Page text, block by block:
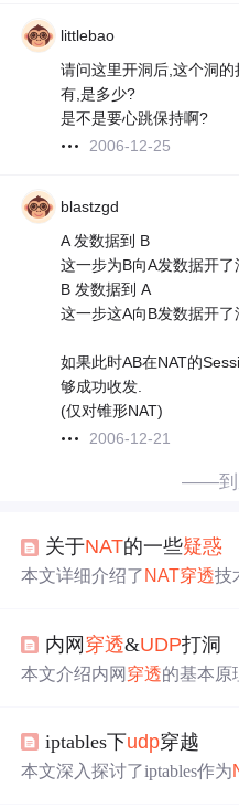
littlebao
请问这里开洞后,这个洞
有,是多少?
是不是要心跳保持啊?
2006-12-25
blastzgd
A 发数据到 B
这一步为B向A发数据开了
B 发数据到 A
这一步这A向B发数据开了
如果此时AB在NAT的
够成功收发.
(仅对锥形NAT)
2006-12-21
——到
关于NAT的一些疑惑
本文详细介绍了 NAT穿透技
应用场景。
内网 穿透&UDP打洞
本文介绍内网 穿透的基本原
够相互通信。
iptables下udp穿越
本文深入探讨了iptables作为